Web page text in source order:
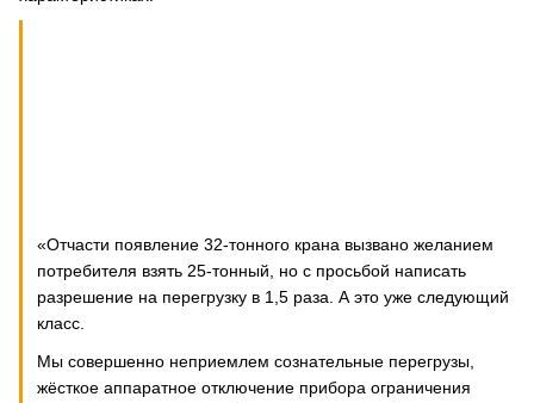
«Отчасти появление 32-тонного крана вызвано желанием
потребителя взять 25-тонный, но с просьбой написать
разрешение на перегрузку в 1,5 раза. А это уже следующий
класс.
Мы совершенно неприемлем сознательные перегрузы,
жёсткое аппаратное отключение прибора ограничения